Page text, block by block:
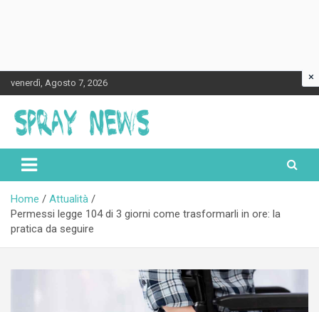
to
content
venerdì, Agosto 7, 2026
Spraynews.it
Home
Attualità
Permessi legge 104 di 3 giorni come trasformarli in ore: la
pratica da seguire
×